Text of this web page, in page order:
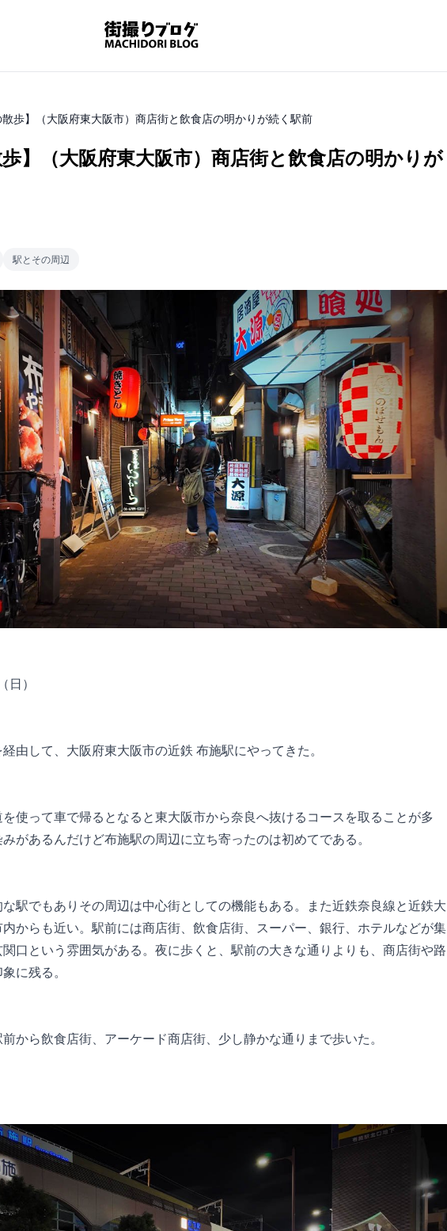
散歩】（大阪府東大阪市）商店街と飲食店の明かりが続く駅前
歩】（大阪府東大阪市）商店街と飲食店の明かりが
駅とその周辺
）
由して、大阪府東大阪市の近鉄 布施駅にやってきた。
使って車で帰るとなると東大阪市から奈良へ抜けるコースを取ることが多
があるんだけど布施駅の周辺に立ち寄ったのは初めてである。
駅でもありその周辺は中心街としての機能もある。また近鉄奈良線と近鉄大
からも近い。駅前には商店街、飲食店街、スーパー、銀行、ホテルなどが集
口という雰囲気がある。夜に歩くと、駅前の大きな通りよりも、商店街や路
に残る。
から飲食店街、アーケード商店街、少し静かな通りまで歩いた。